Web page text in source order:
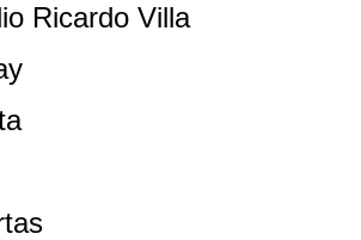
Ricardo Villa